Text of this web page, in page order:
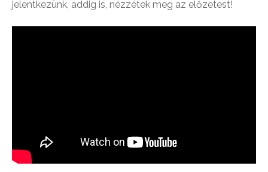
jelentkezünk, addig is, nézzétek meg az előzetest!